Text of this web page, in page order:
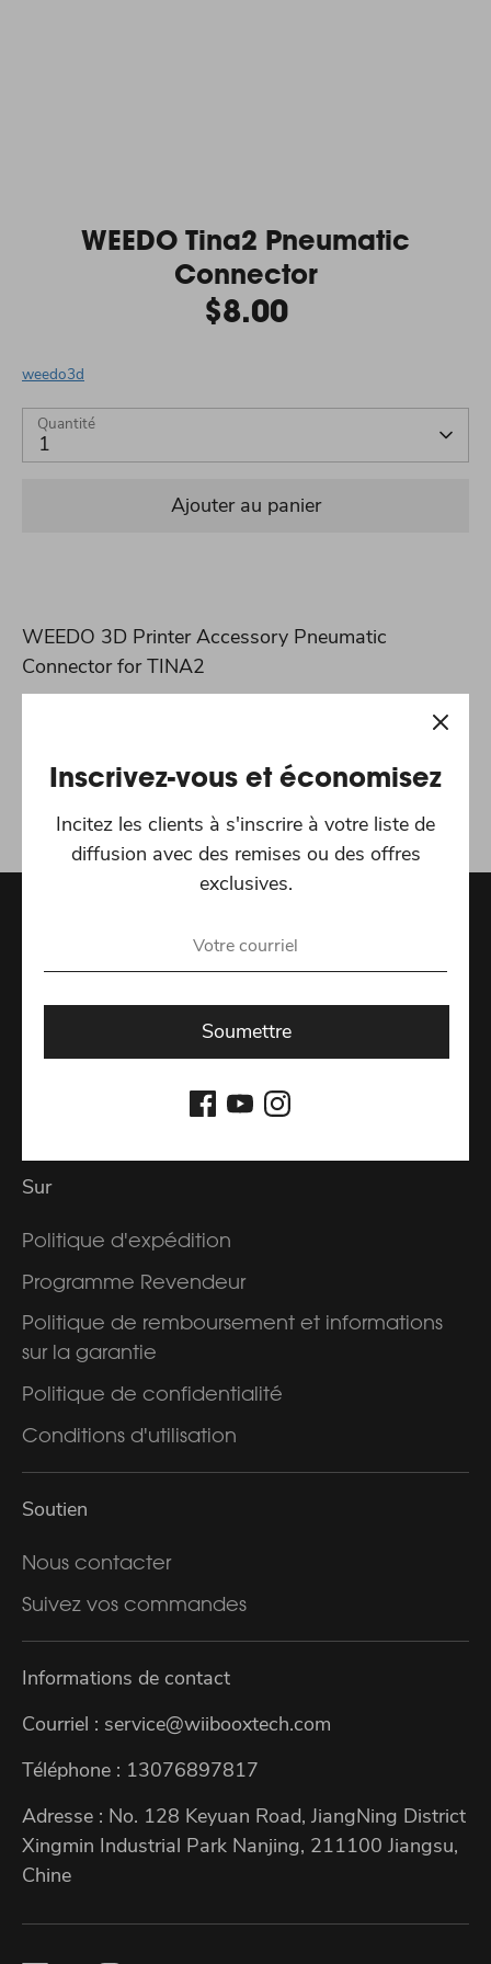
WEEDO Tina2 Pneumatic
Connector
$8.00
weedo3d
Quantité
1
Ajouter au panier
WEEDO 3D Printer Accessory Pneumatic
Connector for TINA2
Sur
Politique d'expédition
Programme Revendeur
Politique de remboursement et informations
sur la garantie
Politique de confidentialité
Conditions d'utilisation
Soutien
Nous contacter
Suivez vos commandes
Informations de contact
Courriel : service@wiibooxtech.com
Téléphone : 13076897817
Adresse : No. 128 Keyuan Road, JiangNing District
Xingmin Industrial Park Nanjing, 211100 Jiangsu,
Chine
Inscrivez-vous et économisez
Incitez les clients à s'inscrire à votre liste de
diffusion avec des remises ou des offres
exclusives.
Soumettre